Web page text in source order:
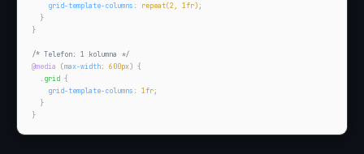
grid-template-columns : repeat(2, 1fr) ;
  }
}
/* Telefon: 1 kolumna */
@media (max-width : 600px) {
.grid {
grid-template-columns : 1fr ;
  }
}